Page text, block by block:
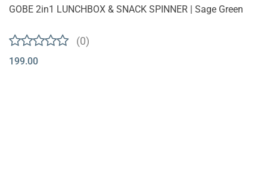
GOBE 2in1 LUNCHBOX & SNACK SPINNER | Sage Green
(0)
199.00